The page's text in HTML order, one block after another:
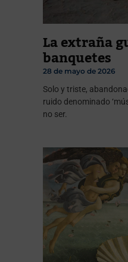
La extraña
banquetes
28 de mayo de 2026
Solo y triste,
ruido denominado
no ser.